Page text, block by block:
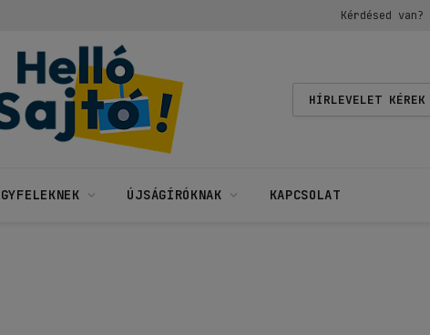
Kérdésed van?
HÍRLEVELET KÉREK
ÚJSÁGÍRÓKNAK KAPCSOLAT